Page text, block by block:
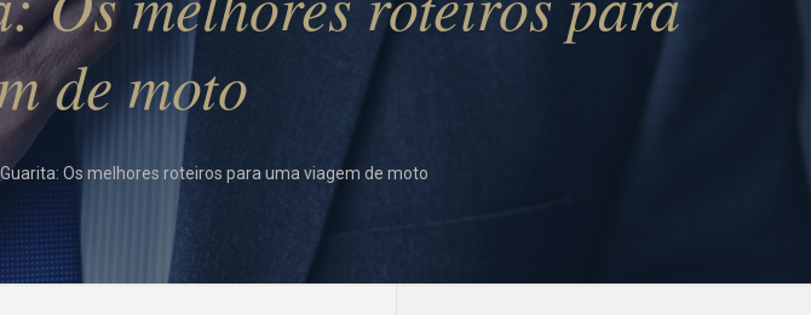
de moto
Os melhores roteiros para uma viagem de moto